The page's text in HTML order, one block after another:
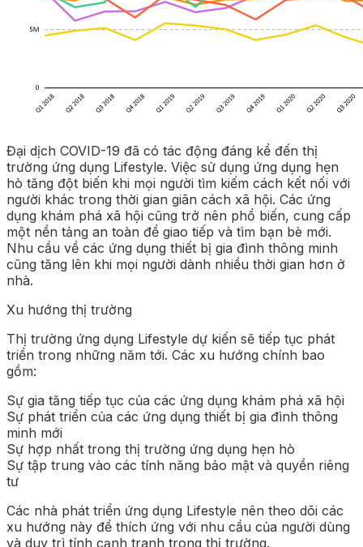
Đại dịch COVID-19 đã có tác động đáng kể đến thị
trường ứng dụng Lifestyle. Việc sử dụng ứng dụng hẹn
hò tăng đột biến khi mọi người tìm kiếm cách kết nối với
người khác trong thời gian giãn cách xã hội. Các ứng
dụng khám phá xã hội cũng trở nên phổ biến, cung cấp
một nền tảng an toàn để giao tiếp và tìm bạn bè mới.
Nhu cầu về các ứng dụng thiết bị gia đình thông minh
cũng tăng lên khi mọi người dành nhiều thời gian hơn ở
nhà.
Xu hướng thị trường
Thị trường ứng dụng Lifestyle dự kiến sẽ tiếp tục phát
triển trong những năm tới. Các xu hướng chính bao
gồm:
Sự gia tăng tiếp tục của các ứng dụng khám phá xã hội
Sự phát triển của các ứng dụng thiết bị gia đình thông
minh mới
Sự hợp nhất trong thị trường ứng dụng hẹn hò
Sự tập trung vào các tính năng bảo mật và quyền riêng
tư
Các nhà phát triển ứng dụng Lifestyle nên theo dõi các
xu hướng này để thích ứng với nhu cầu của người dùng
và duy trì tính cạnh tranh trong thị trường.